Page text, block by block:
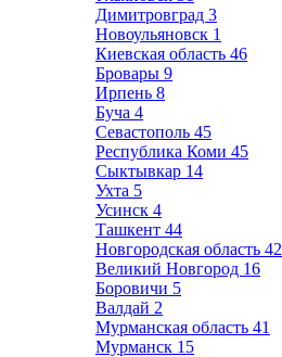
Димитровград 3
Новоульяновск 1
Киевская область 46
Бровары 9
Ирпень 8
Буча 4
Севастополь 45
Республика Коми 45
Сыктывкар 14
Ухта 5
Усинск 4
Ташкент 44
Новгородская область 42
Великий Новгород 16
Боровичи 5
Валдай 2
Мурманская область 41
Мурманск 15